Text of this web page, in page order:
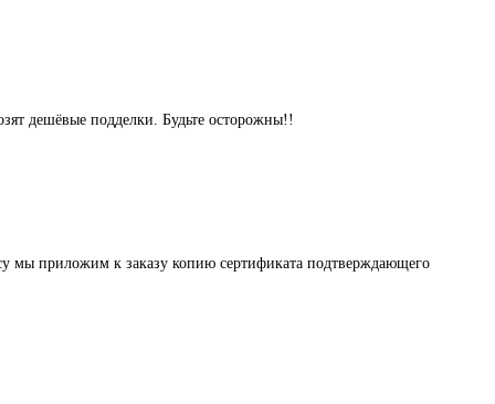
дешёвые подделки. Будьте осторожны!!
мы приложим к заказу копию сертификата подтверждающего